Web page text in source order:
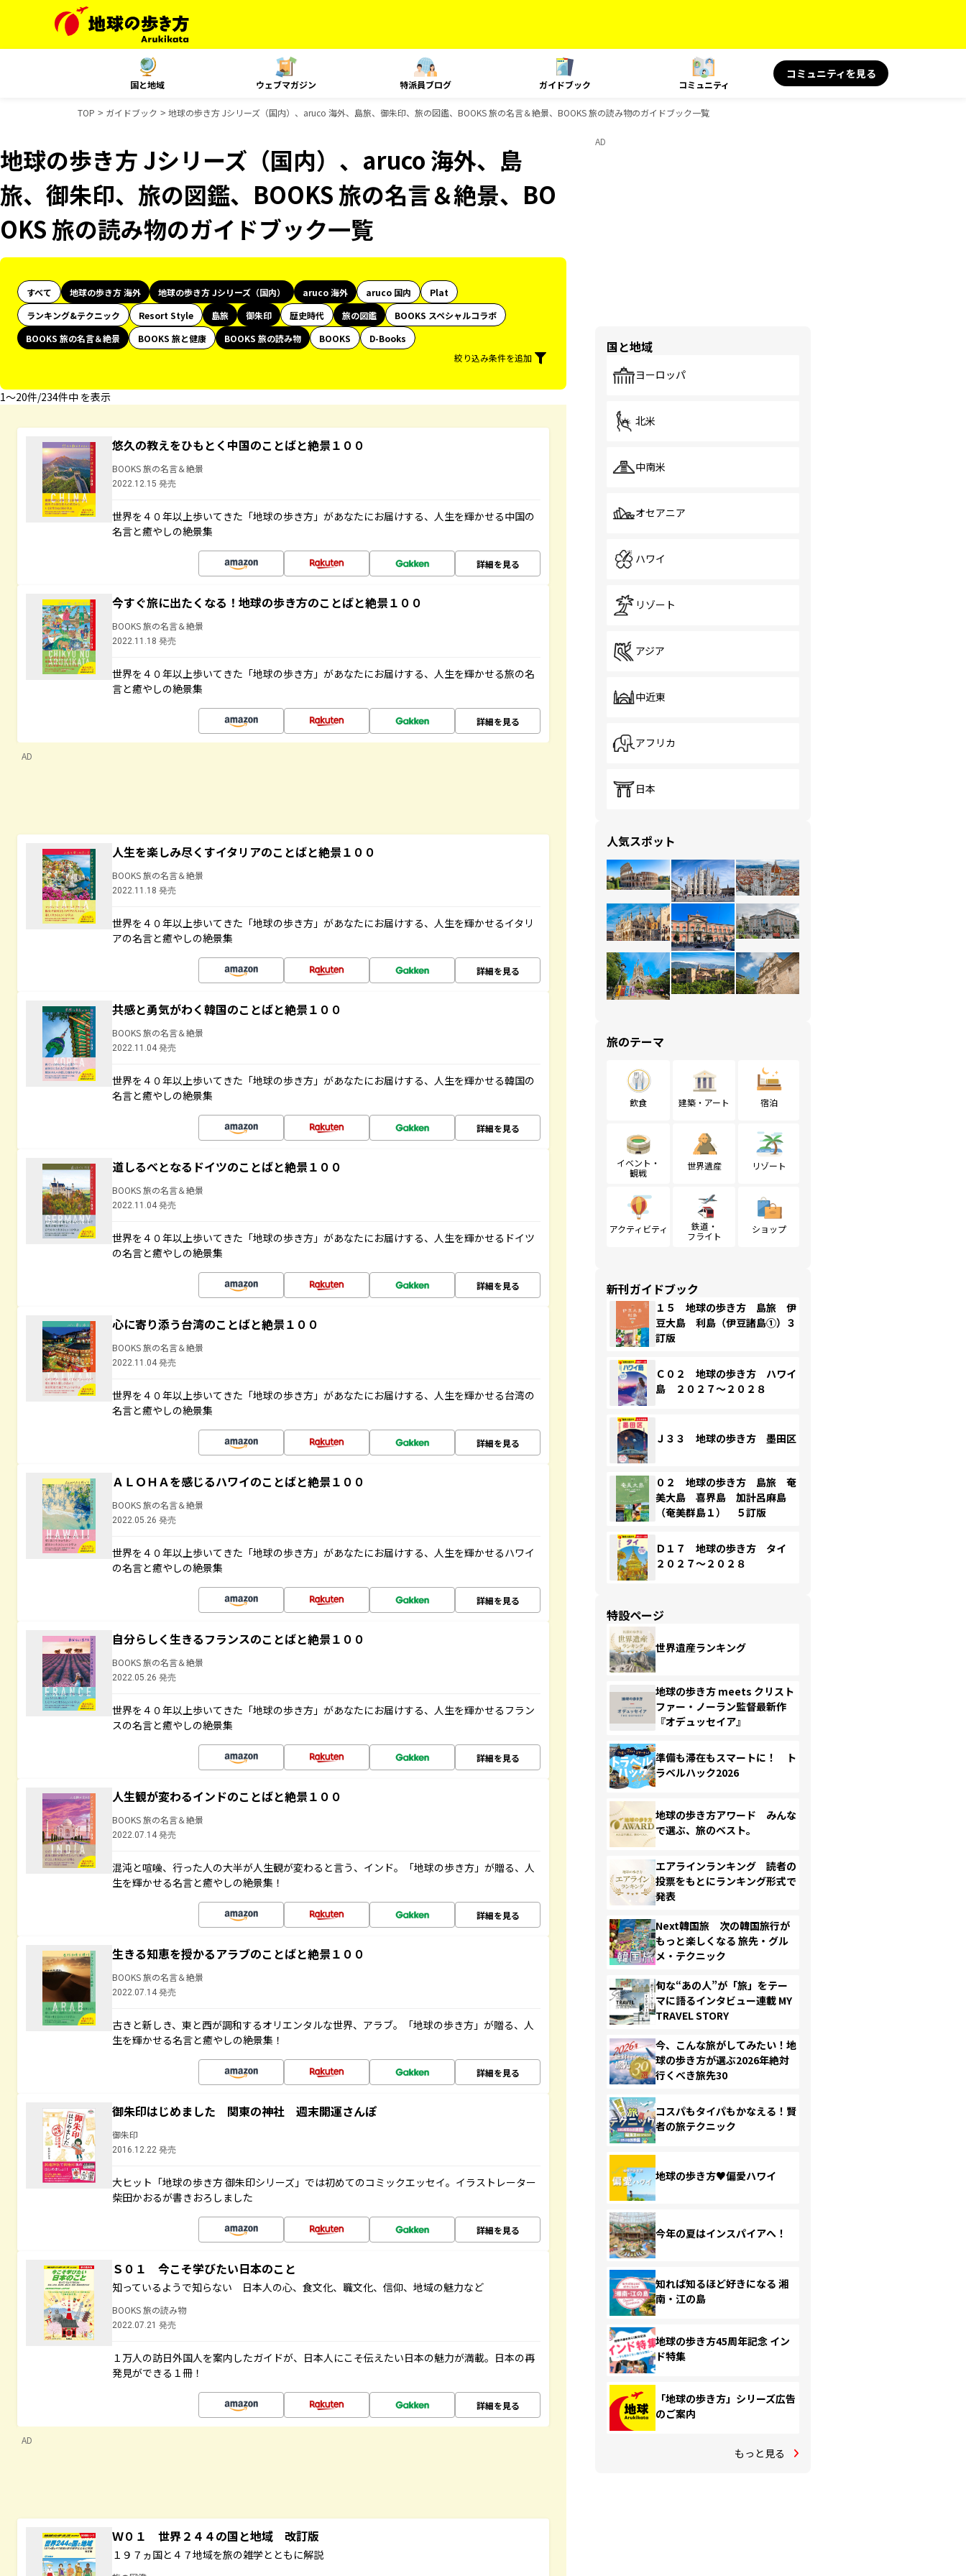
国と地域 ウェブマガジン 特派員ブログ ガイドブック コミュニティ
コミュニティを見る
TOP ガイドブック 地球の歩き方 Jシリーズ（国内）、aruco 海外、島旅、御朱印、旅の図鑑、BOOKS 旅の名言＆絶景、BOOKS 旅の読み物のガイドブック一覧
地球の歩き方 Jシリーズ（国内）、aruco 海外、島
旅、御朱印、旅の図鑑、BOOKS 旅の名言＆絶景、BO
OKS 旅の読み物のガイドブック一覧
すべて 地球の歩き方 海外 地球の歩き方 Jシリーズ（国内） aruco 海外 aruco 国内
Plat
ランキング&テクニック
Resort Style 島旅 御朱印 歴史時代 旅の図鑑
BOOKS スペシャルコラボ
BOOKS 旅の名言＆絶景
BOOKS 旅と健康 BOOKS 旅の読み物 BOOKS
D-Books
絞り込み条件を追加
1〜20件/234件中 を表示
悠久の教えをひもとく中国のことばと絶景１００
BOOKS 旅の名言＆絶景
2022.12.15 発売
世界を４０年以上歩いてきた「地球の歩き方」があなたにお届けする、人生を輝かせる中国の
名言と癒やしの絶景集
詳細を見る
今すぐ旅に出たくなる！地球の歩き方のことばと絶景１００
BOOKS 旅の名言＆絶景
2022.11.18 発売
世界を４０年以上歩いてきた「地球の歩き方」があなたにお届けする、人生を輝かせる旅の名
言と癒やしの絶景集
詳細を見る
AD
人生を楽しみ尽くすイタリアのことばと絶景１００
BOOKS 旅の名言＆絶景
2022.11.18 発売
世界を４０年以上歩いてきた「地球の歩き方」があなたにお届けする、人生を輝かせるイタリ
アの名言と癒やしの絶景集
詳細を見る
共感と勇気がわく韓国のことばと絶景１００
BOOKS 旅の名言＆絶景
2022.11.04 発売
世界を４０年以上歩いてきた「地球の歩き方」があなたにお届けする、人生を輝かせる韓国の
名言と癒やしの絶景集
詳細を見る
道しるべとなるドイツのことばと絶景１００
BOOKS 旅の名言＆絶景
2022.11.04 発売
世界を４０年以上歩いてきた「地球の歩き方」があなたにお届けする、人生を輝かせるドイツ
の名言と癒やしの絶景集
詳細を見る
心に寄り添う台湾のことばと絶景１００
BOOKS 旅の名言＆絶景
2022.11.04 発売
世界を４０年以上歩いてきた「地球の歩き方」があなたにお届けする、人生を輝かせる台湾の
名言と癒やしの絶景集
詳細を見る
ＡＬＯＨＡを感じるハワイのことばと絶景１００
BOOKS 旅の名言＆絶景
2022.05.26 発売
世界を４０年以上歩いてきた「地球の歩き方」があなたにお届けする、人生を輝かせるハワイ
の名言と癒やしの絶景集
詳細を見る
自分らしく生きるフランスのことばと絶景１００
BOOKS 旅の名言＆絶景
2022.05.26 発売
世界を４０年以上歩いてきた「地球の歩き方」があなたにお届けする、人生を輝かせるフラン
スの名言と癒やしの絶景集
詳細を見る
人生観が変わるインドのことばと絶景１００
BOOKS 旅の名言＆絶景
2022.07.14 発売
混沌と喧噪、行った人の大半が人生観が変わると言う、インド。「地球の歩き方」が贈る、人
生を輝かせる名言と癒やしの絶景集！
詳細を見る
生きる知恵を授かるアラブのことばと絶景１００
BOOKS 旅の名言＆絶景
2022.07.14 発売
古きと新しき、東と西が調和するオリエンタルな世界、アラブ。「地球の歩き方」が贈る、人
生を輝かせる名言と癒やしの絶景集！
詳細を見る
御朱印はじめました 関東の神社 週末開運さんぽ
御朱印
2016.12.22 発売
大ヒット「地球の歩き方 御朱印シリーズ」では初めてのコミックエッセイ。イラストレーター
柴田かおるが書きおろしました
詳細を見る
Ｓ０１ 今こそ学びたい日本のこと
知っているようで知らない 日本人の心、食文化、職文化、信仰、地域の魅力など
BOOKS 旅の読み物
2022.07.21 発売
１万人の訪日外国人を案内したガイドが、日本人にこそ伝えたい日本の魅力が満載。日本の再
発見ができる１冊！
詳細を見る
AD
Ｗ０１ 世界２４４の国と地域 改訂版
１９７ヵ国と４７地域を旅の雑学とともに解説
AD
国と地域
ヨーロッパ
北米
中南米
オセアニア
ハワイ
リゾート
アジア
中近東
アフリカ
日本
人気スポット
旅のテーマ
飲食 建築・アート 宿泊
イベント・
観戦
世界遺産 リゾート
アクティビティ
鉄道・
フライト
ショップ
新刊ガイドブック
１５ 地球の歩き方 島旅 伊
豆大島 利島（伊豆諸島①）３
訂版
Ｃ０２ 地球の歩き方 ハワイ
島 ２０２７～２０２８
Ｊ３３ 地球の歩き方 墨田区
０２ 地球の歩き方 島旅 奄
美大島 喜界島 加計呂麻島
（奄美群島１） ５訂版
Ｄ１７ 地球の歩き方 タイ
２０２７～２０２８
特設ページ
世界遺産ランキング
地球の歩き方 meets クリスト
ファー・ノーラン監督最新作
『オデュッセイア』
準備も滞在もスマートに！ ト
ラベルハック2026
地球の歩き方アワード みんな
で選ぶ、旅のベスト。
エアラインランキング 読者の
投票をもとにランキング形式で
発表
Next韓国旅 次の韓国旅行が
もっと楽しくなる 旅先・グル
メ・テクニック
旬な“あの人”が「旅」をテー
マに語るインタビュー連載 MY
TRAVEL STORY
今、こんな旅がしてみたい！地
球の歩き方が選ぶ2026年絶対
行くべき旅先30
コスパもタイパもかなえる！賢
者の旅テクニック
地球の歩き方♥偏愛ハワイ
今年の夏はインスパイアへ！
知れば知るほど好きになる 湘
南・江の島
地球の歩き方45周年記念 イン
ド特集
「地球の歩き方」シリーズ広告
のご案内
もっと見る